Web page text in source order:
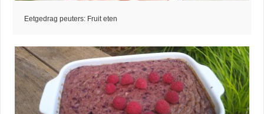
Eetgedrag peuters: Fruit eten